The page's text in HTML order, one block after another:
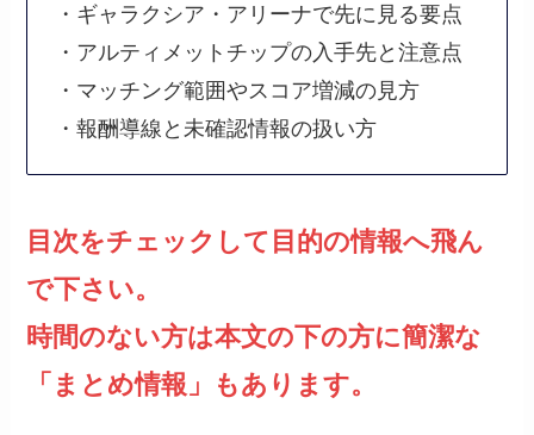
・ギャラクシア・アリーナで先に見る要点
・アルティメットチップの入手先と注意点
・マッチング範囲やスコア増減の見方
・報酬導線と未確認情報の扱い方
目次をチェックして目的の情報へ飛ん
で下さい。
時間のない方は本文の下の方に簡潔な
「まとめ情報」もあります。